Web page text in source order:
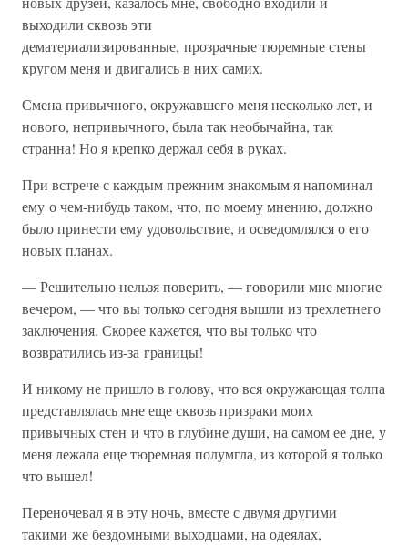
выходили сквозь эти
дематериализированные, прозрачные тюремные стены
кругом меня и двигались в них самих.
Смена привычного, окружавшего меня несколько лет, и
нового, непривычного, была так необычайна, так
странна! Но я крепко держал себя в руках.
При встрече с каждым прежним знакомым я напоминал
ему о чем-нибудь таком, что, по моему мнению, должно
было принести ему удовольствие, и осведомлялся о его
новых планах.
— Решительно нельзя поверить, — говорили мне многие
вечером, — что вы только сегодня вышли из трехлетнего
заключения. Скорее кажется, что вы только что
возвратились из-за границы!
И никому не пришло в голову, что вся окружающая толпа
представлялась мне еще сквозь призраки моих
привычных стен и что в глубине души, на самом ее дне, у
меня лежала еще тюремная полумгла, из которой я только
что вышел!
Переночевал я в эту ночь, вместе с двумя другими
такими же бездомными выходцами, на одеялах,